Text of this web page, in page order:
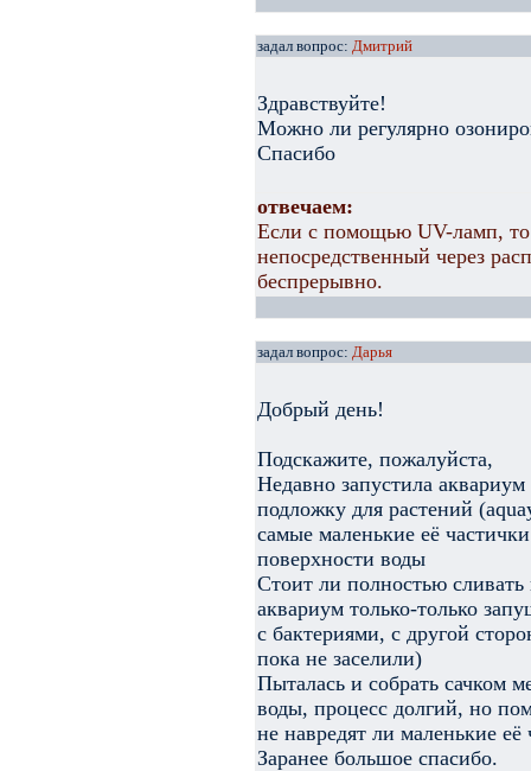
задал вопрос: Дмитрий
Здравствуйте!
Можно ли регулярно
Спасибо
отвечаем:
Если с помощью UV-ламп,
непосредственный через
беспрерывно.
задал вопрос: Дарья
Добрый день!
Подскажите, пожалуйста,
Недавно запустила
подложку для растений
самые маленькие её
поверхности воды
Стоит ли полностью
аквариум только-только
с бактериями, с другой
пока не заселили)
Пыталась и собрать сачком
воды, процесс долгий, но
не навредят ли маленькие
Заранее большое спасибо.